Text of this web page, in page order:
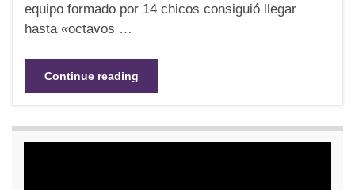
equipo formado por 14 chicos consiguió llegar
hasta «octavos …
Continue reading